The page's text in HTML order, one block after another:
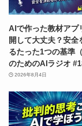
AIで作った教材アプ
開して大丈夫？安全
るたった1つの基準
のためのAIラジオ
2026年8月4日